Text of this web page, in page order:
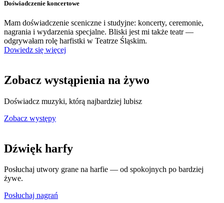
Doświadczenie koncertowe
Mam doświadczenie sceniczne i studyjne: koncerty, ceremonie,
nagrania i wydarzenia specjalne. Bliski jest mi także teatr —
odgrywałam rolę harfistki w Teatrze Śląskim.
Dowiedz się więcej
Zobacz wystąpienia na żywo
Doświadcz muzyki, którą najbardziej lubisz
Zobacz występy
Dźwięk harfy
Posłuchaj utwory grane na harfie — od spokojnych po bardziej
żywe.
Posłuchaj nagrań